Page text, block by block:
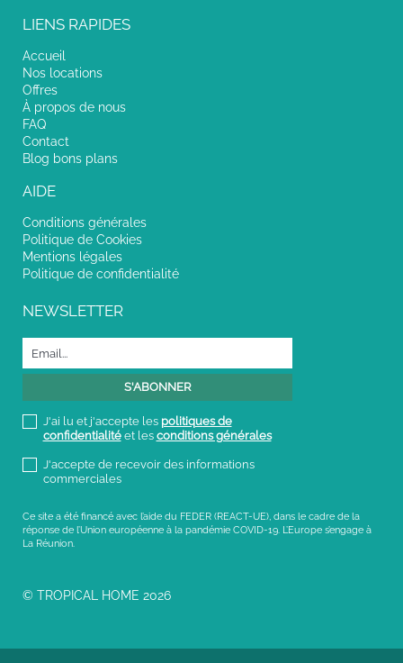
LIENS RAPIDES
Accueil
Nos locations
Offres
À propos de nous
FAQ
Contact
Blog bons plans
AIDE
Conditions générales
Politique de Cookies
Mentions légales
Politique de confidentialité
NEWSLETTER
J'ai lu et j'accepte les politiques de
confidentialitéet les conditions générales
J'accepte de recevoir des informations
commerciales
Ce site a été financé avec l’aide du FEDER (REACT-UE), dans le cadre de la
réponse de l’Union européenne à la pandémie COVID-19. L’Europe s’engage à
La Réunion.
© TROPICAL HOME 2026